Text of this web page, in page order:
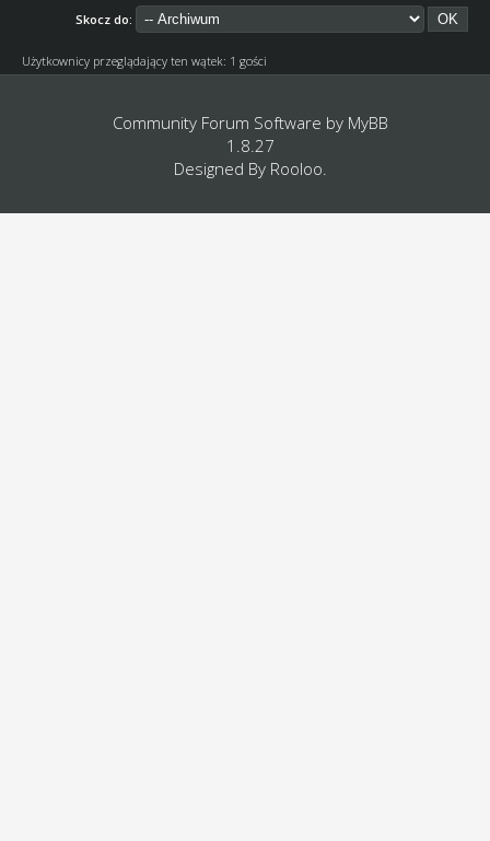
Skocz do:
Użytkownicy przeglądający ten wątek: 1 gości
Community Forum Software by MyBB
1.8.27
Designed By Rooloo